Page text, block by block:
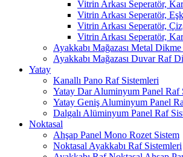
Vitrin Arkası Seperatör,
Vitrin Arkası Seperatör,
Vitrin Arkası Seperatör,
Vitrin Arkası Seperatör,
Ayakkabı Mağazası Metal
Ayakkabı Mağazası Duvar Raf
Yatay
Kanallı Pano Raf Sistemleri
Yatay Dar Aluminyum Panel Raf
Yatay Geniş Aluminyum Panel
Dalgalı Alüminyum Panel Raf
Noktasal
Ahşap Panel Mono Rozet Sistem
Noktasal Ayakkabı Raf Sistemleri